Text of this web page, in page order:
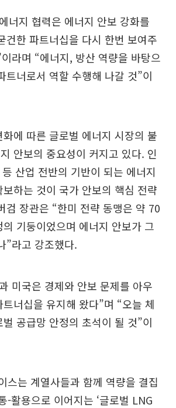
너지 협력은 에너지 안보 강화를
건한 파트너십을 다시 한번 보여주
라며 “에너지, 방산 역량을 바탕으
트너로서 역할 수행해 나갈 것”이
에 따른 글로벌 에너지 시장의 불
안보의 중요성이 커지고 있다. 인
산업 전반의 기반이 되는 에너지
하는 것이 국가 안보의 핵심 전략
검 장관은 “한미 전략 동맹은 약 70
기둥이었으며 에너지 안보가 그
”라고 강조했다.
미국은 경제와 안보 문제를 아우
너십을 유지해 왔다”며 “오늘 체
공급망 안정의 초석이 될 것”이
스는 계열사들과 함께 역량을 결집
-활용으로 이어지는 ‘글로벌 LNG